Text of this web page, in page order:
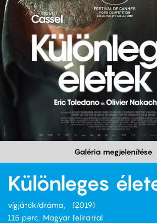
Galéria megjelenítése
Különleges
vígjáték/dráma
2019
115 perc,
Magyar felirattal